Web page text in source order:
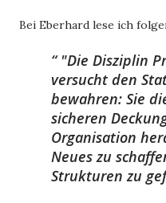
Bei Eberhard lese ich
"Die Disziplin
versucht den
bewahren: Sie
sicheren
Organisation
Neues zu
Strukturen zu